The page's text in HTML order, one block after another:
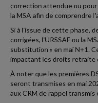
correction attendue ou pour
la MSA afin de comprendre
Si à l'issue de cette phase,
corrigées, l'URSSAF ou la
substitution » en mai N+1.
impactant les droits retraite
À noter que les premières
seront transmises en mai
aux CRM de rappel transmis